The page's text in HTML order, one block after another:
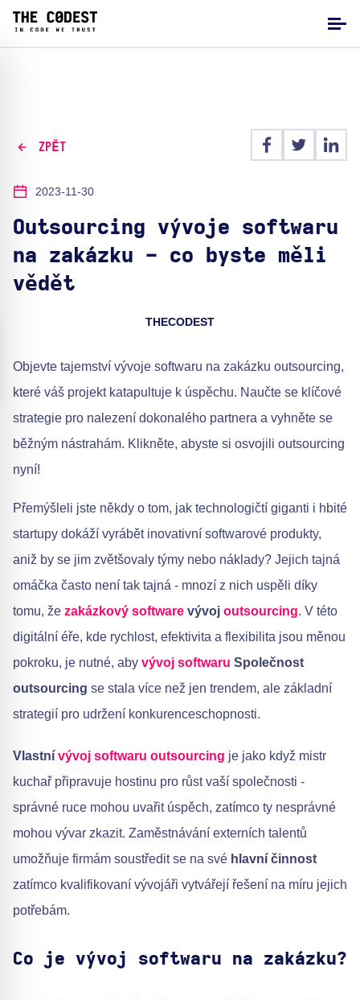
ZPĚT
2023-11-30
Outsourcing vývoje softwaru
na zakázku - co byste měli
vědět
THECODEST
Objevte tajemství vývoje softwaru na zakázku outsourcing,
které váš projekt katapultuje k úspěchu. Naučte se klíčové
strategie pro nalezení dokonalého partnera a vyhněte se
běžným nástrahám. Klikněte, abyste si osvojili outsourcing
nyní!
Přemýšleli jste někdy o tom, jak technologičtí giganti i hbité
startupy dokáží vyrábět inovativní softwarové produkty,
aniž by se jim zvětšovaly týmy nebo náklady? Jejich tajná
omáčka často není tak tajná - mnozí z nich uspěli díky
tomu, že zakázkový software vývoj outsourcing. V této
digitální éře, kde rychlost, efektivita a flexibilita jsou měnou
pokroku, je nutné, aby vývoj softwaru Společnost
outsourcing se stala více než jen trendem, ale základní
strategií pro udržení konkurenceschopnosti.
Vlastní vývoj softwaru outsourcing je jako když mistr
kuchař připravuje hostinu pro růst vaší společnosti -
správné ruce mohou uvařit úspěch, zatímco ty nesprávné
mohou vývar zkazit. Zaměstnávání externích talentů
umožňuje firmám soustředit se na své hlavní činnost
zatímco kvalifikovaní vývojáři vytvářejí řešení na míru jejich
potřebám.
Co je vývoj softwaru na zakázku?